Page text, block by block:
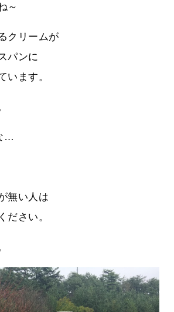
～
クリームが
パンに
います。
…
無い人は
ださい。